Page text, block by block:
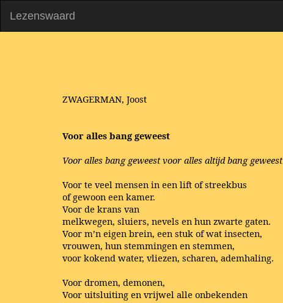
Lezenswaard
ZWAGERMAN, Joost
Voor alles bang geweest
Voor alles bang geweest voor alles altijd bang geweest
Voor te veel mensen in een lift of streekbus
of gewoon een kamer.
Voor de krans van
melkwegen, sluiers, nevels en hun zwarte gaten.
Voor m’n eigen brein, een stuk of wat insecten,
vrouwen, hun stemmingen en stemmen,
voor kokend water, vliezen, scharen, ademhaling.
Voor dromen, demonen,
Voor uitsluiting en vrijwel alle onbekenden